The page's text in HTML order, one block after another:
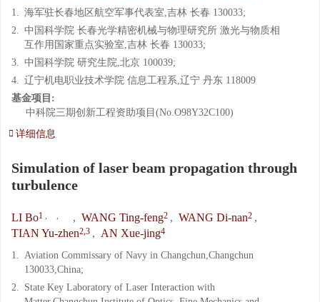
1. 海军驻长春地区航空军事代表室,吉林 长春 130033;
2. 中国科学院 长春光学精密机械与物理研究所 激光与物质相
互作用国家重点实验室,吉林 长春 130033;
3. 中国科学院 研究生院,北京 100039;
4. 辽宁机电职业技术学院 信息工程系,辽宁 丹东 118009
基金项目:
中科院三期创新工程资助项目(No.O98Y32C100)
详细信息
Simulation of laser beam propagation through
turbulence
LI Bo1 , , , WANG Ting-feng2 , WANG Di-nan2 ,
TIAN Yu-zhen2,3 , AN Xue-jing4
1. Aviation Commissary of Navy in Changchun,Changchun
130033,China;
2. State Key Laboratory of Laser Interaction with